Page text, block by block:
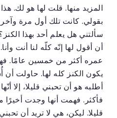
المزيد منها. قلت لها هو لك.
بقولي. كانت تلك أول مرة وآخر
سألتني هل يعلم أحد بهذا
أن أقول لها إنّه كلّه لنا أنت
عمره أكثر من خمسين عامًا.
يكون الكنز كله لها. حاولت أن
أطلبه هو أن تحبني قليلا، إلا
فأكثر. فهمت أنها وجدت أخيرًا
قليلا. ليكن، هي لا تريد أن